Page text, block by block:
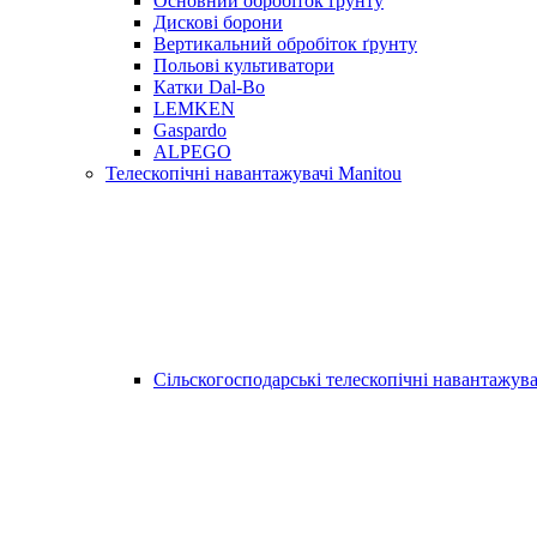
Дискові борони
Вертикальний обробіток ґрунту
Польові культиватори
Катки Dal-Bo
LEMKEN
Gaspardo
ALPEGO
Телескопічні навантажувачі Manitou
Сільскогосподарські телескопічні